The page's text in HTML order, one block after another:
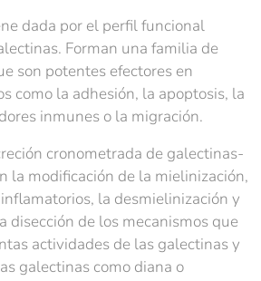
dada por el perfil funcional
Forman una familia de
son potentes efectores en
como la adhesión, la apoptosis, la
inmunes o la migración.
cronometrada de galectinas-
la modificación de la mielinización,
la desmielinización y
disección de los mecanismos que
actividades de las galectinas y
galectinas como diana o